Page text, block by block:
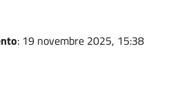
: 19 novembre 2025, 15:38